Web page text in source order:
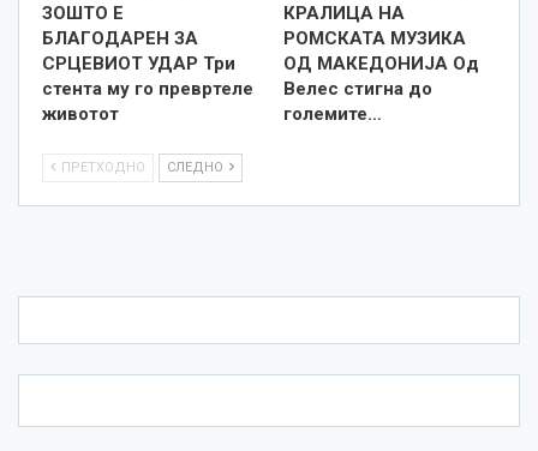
ЗОШТО Е
БЛАГОДАРЕН ЗА
СРЦЕВИОТ УДАР Три
стента му го превртеле
животот
КРАЛИЦА НА
РОМСКАТА МУЗИКА
ОД МАКЕДОНИЈА Од
Велес стигна до
големите…
ПРЕТХОДНО СЛЕДНО